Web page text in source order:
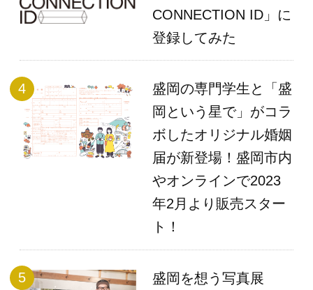
CONNECTION ID」に
登録してみた
盛岡の専門学生と「盛
岡という星で」がコラ
ボしたオリジナル婚姻
届が新登場！盛岡市内
やオンラインで2023
年2月より販売スター
ト！
盛岡を想う写真展